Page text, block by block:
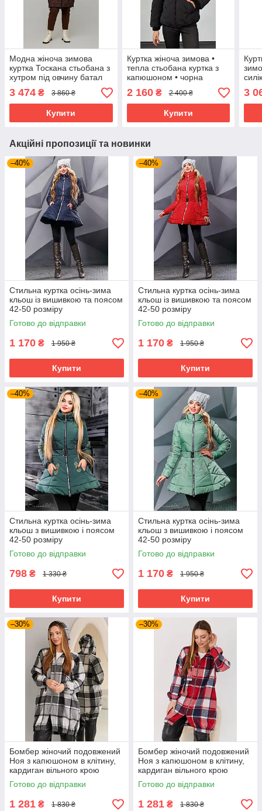
Модна жіноча зимова
куртка Тоскана стьобана з
хутром під овчину батал
50 розміри різні кольори
шоколад
3 474 ₴ 3 860 ₴
Купити
Куртка жіноча зимова •
тепла стьобана куртка з
капюшоном • чорна
2 160₴ 2 400 ₴
Купити
3
Акційні пропозиції та новинки
–40%
Стильна куртка осінь-зима
кльош із вишивкою та поясом
42-50 розміру
Готово до відправки
1 170 ₴ 1 950 ₴
Купити
–40%
Стильна куртка осінь-зима
кльош із вишивкою та поясом
42-50 розміру
Готово до відправки
1 170 ₴ 1 950 ₴
Купити
–40%
Стильна куртка осінь-зима
кльош з вишивкою і поясом
42-50 розміру
Готово до відправки
798 ₴ 1 330 ₴
Купити
–40%
Стильна куртка осінь-зима
кльош з вишивкою і поясом
42-50 розміру
Готово до відправки
1 170 ₴ 1 950 ₴
Купити
–30%
Бомбер жіночий подовжений
Ноя з капюшоном в клітину,
кардиган вільного крою
великих розмірів сірий
Готово до відправки
1 281 ₴ 1 830 ₴
–30%
Бомбер жіночий подовжений
Ноя з капюшоном в клітину,
кардиган вільного крою
великих розмірів червоний
Готово до відправки
1 281 ₴ 1 830 ₴